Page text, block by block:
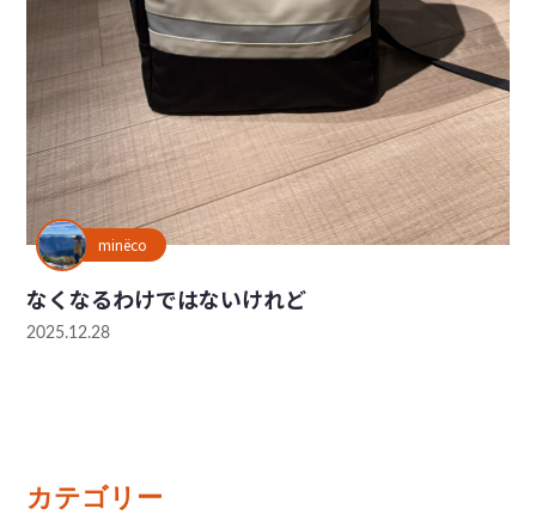
minëco
なくなるわけではないけれど
2025.12.28
カテゴリー